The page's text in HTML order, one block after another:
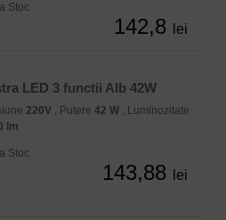
Stoc
142,8 lei
LED 3 functii Alb 42W
220V , Putere 42 W , Luminozitate
lm
Stoc
143,88 lei